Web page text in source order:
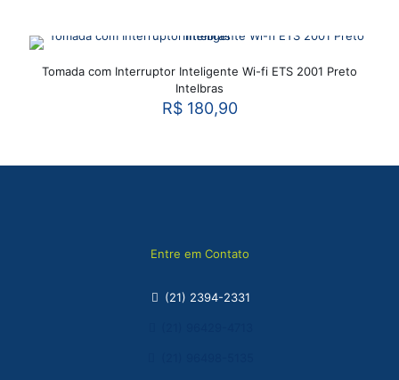
Tomada com Interruptor Inteligente Wi-fi ETS 2001 Preto
Intelbras
R$180,90
Entre em Contato
(21) 2394-2331